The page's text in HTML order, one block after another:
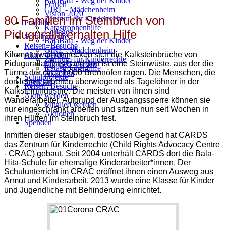
GIRL - Mädchenheim
Zentrum für Kinderrechte
Katastrophenhilfe
Schulprojekte
Reisen+Besuche
Aktiv werden
Mitglied werden
Aktionen
Spenden
Frauen
Vision 2020
Projekte
Colleges
BalaBata - Weg der Kinder
GIRL - Mädchenheim
Zentrum für Kinderrechte
Katastrophenhilfe
Schulprojekte
Reisen+Besuche
Aktiv werden
Mitglied werden
Aktionen
Spenden
80 Familien im Steinbruch von
Piduguralla erhalten Hilfe
Kilometerweit erstrecken sich die Kalksteinbrüche von
Piduguralla. Das Land dort ist eine Steinwüste, aus der die
Türme der circa 1.000 Brennöfen ragen. Die Menschen, die
dort leben, arbeiten überwiegend als Tagelöhner in der
Kalksteinindustrie. Die meisten von ihnen sind
Wanderarbeiter. Aufgrund der Ausgangssperre können sie
nur eingeschränkt arbeiten und sitzen nun seit Wochen in
ihren Hütten im Steinbruch fest.
Inmitten dieser staubigen, trostlosen Gegend hat CARDS
das Zentrum für Kinderrechte (Child Rights Advocacy Centre
- CRAC) gebaut. Seit 2004 unterhält CARDS dort die Bala-
Hita-Schule für ehemalige Kinderarbeiter*innen. Der
Schulunterricht im CRAC eröffnet ihnen einen Ausweg aus
Armut und Kinderarbeit. 2013 wurde eine Klasse für Kinder
und Jugendliche mit Behinderung einrichtet.